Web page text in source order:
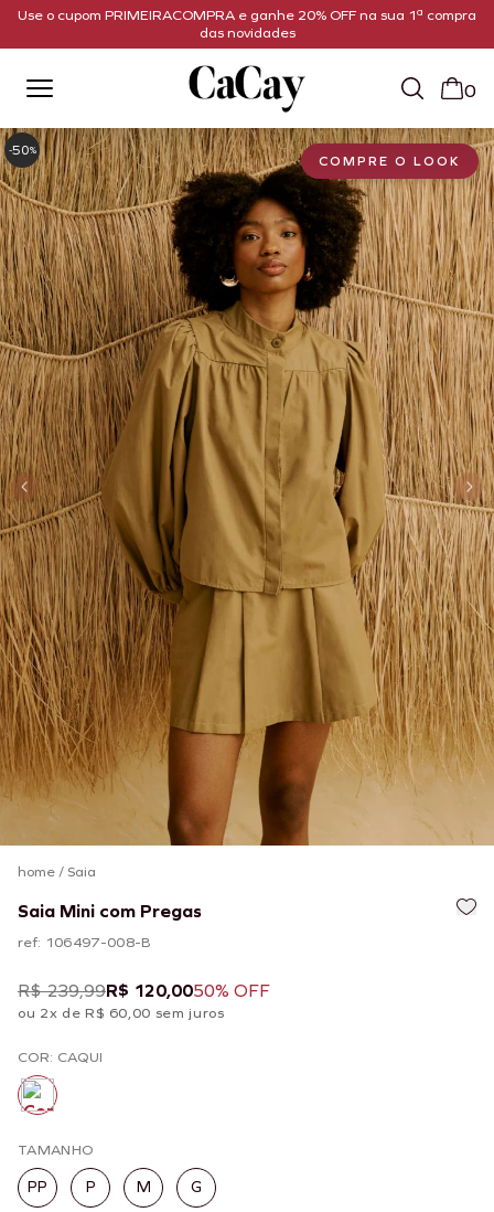
Use o cupom PRIMEIRACOMPRA e ganhe 20% OFF na sua 1ª compra
das novidades
0
-50%
COMPRE O LOOK
home/ Saia
Saia Mini com Pregas
ref: 106497-008-B
R$ 239,99R$ 120,0050% OFF
ou 2x de R$ 60,00 sem juros
COR: CAQUI
TAMANHO
PP P M G